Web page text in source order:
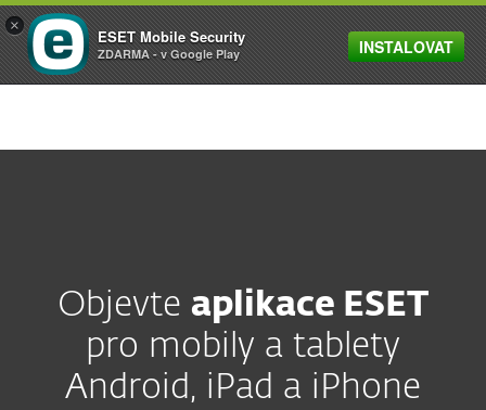
MENU
Objevte aplikace ESET
pro mobily a tablety
Android, iPad a iPhone
×
ESET Mobile Security
ZDARMA - v Google Play INSTALOVAT